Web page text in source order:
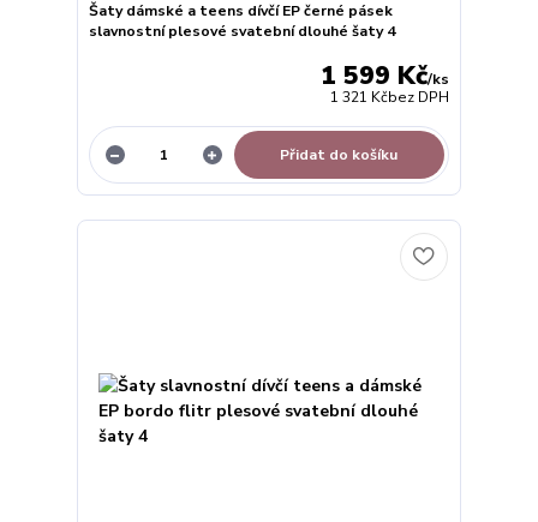
Šaty dámské a teens dívčí EP černé pásek
slavnostní plesové svatební dlouhé šaty 4
1 599 Kč/ks
1 321 Kčbez DPH
Přidat do košíku